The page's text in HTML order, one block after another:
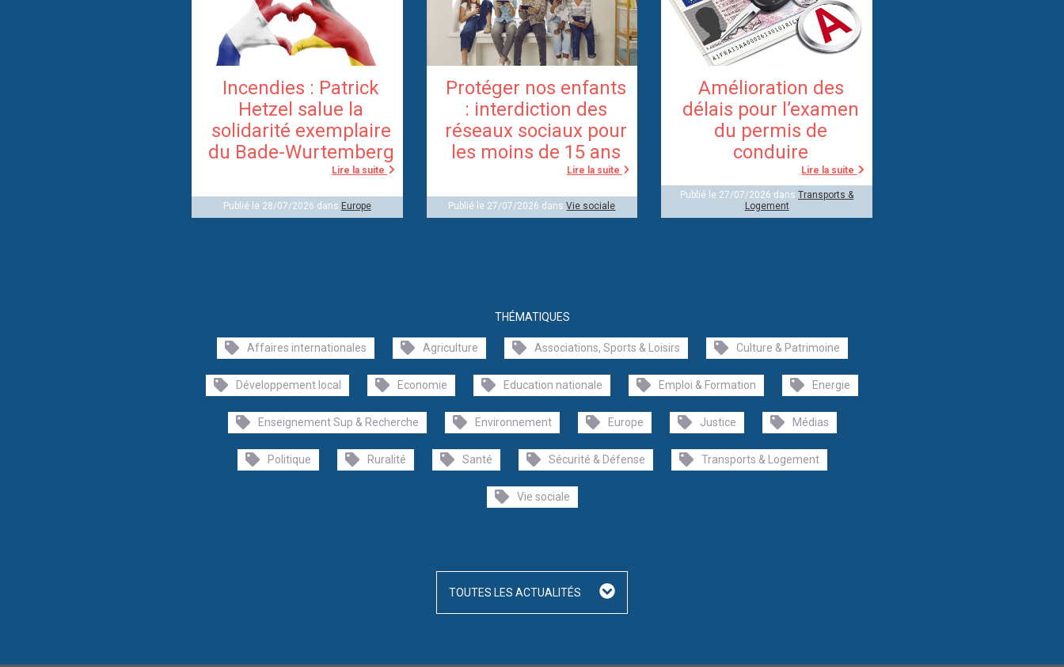
Incendies : Patrick
Hetzel salue la
solidarité exemplaire
du Bade-Wurtemberg
Lire la suite
Publié le 28/07/2026 dans Europe
Protéger nos enfants
: interdiction des
réseaux sociaux pour
les moins de 15 ans
Lire la suite
Publié le 27/07/2026 dansVie sociale
Amélioration des
délais pour l’examen
du permis de
conduire
Lire la suite
Publié le 27/07/2026 dansTransports &
Logement
THÉMATIQUES
Affaires internationales Agriculture Associations, Sports & Loisirs Culture & Patrimoine
Développement local Economie Education nationale Emploi & Formation Energie
Enseignement Sup & Recherche Environnement Europe Justice Médias
Politique Ruralité Santé Sécurité & Défense Transports & Logement
Vie sociale
TOUTES LES ACTUALITÉS